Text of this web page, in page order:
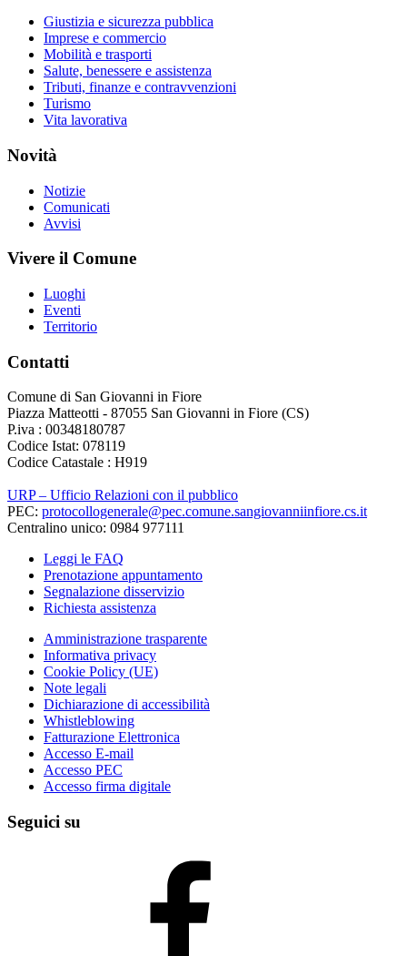
Giustizia e sicurezza pubblica
Imprese e commercio
Mobilità e trasporti
Salute, benessere e assistenza
Tributi, finanze e contravvenzioni
Turismo
Vita lavorativa
Novità
Notizie
Comunicati
Avvisi
Vivere il Comune
Luoghi
Eventi
Territorio
Contatti
Comune di San Giovanni in Fiore
Piazza Matteotti - 87055 San Giovanni in Fiore (CS)
P.iva : 00348180787
Codice Istat: 078119
Codice Catastale : H919
URP – Ufficio Relazioni con il pubblico
PEC: protocollogenerale@pec.comune.sangiovanniinfiore.cs.it
Centralino unico: 0984 977111
Leggi le FAQ
Prenotazione appuntamento
Segnalazione disservizio
Richiesta assistenza
Amministrazione trasparente
Informativa privacy
Cookie Policy (UE)
Note legali
Dichiarazione di accessibilità
Whistleblowing
Fatturazione Elettronica
Accesso E-mail
Accesso PEC
Accesso firma digitale
Seguici su